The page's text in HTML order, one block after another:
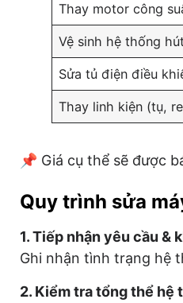
Thay motor công
Vệ sinh hệ thống
Sửa tủ điện điều
Thay linh kiện (tụ,
📌 Giá cụ thể sẽ được
Quy trình sửa
1. Tiếp nhận yêu cầu &
Ghi nhận tình trạng hệ
2. Kiểm tra tổng thể hệ